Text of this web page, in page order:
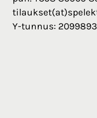
Y-tunnus: